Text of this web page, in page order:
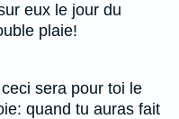
eux le jour du
plaie!
sera pour toi le
quand tu auras fait